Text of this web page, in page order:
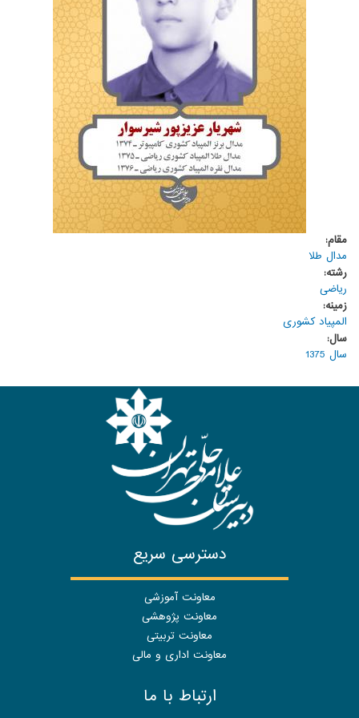
مقام:
مدال طلا
رشته:
ریاضی
زمینه:
المپیاد کشوری
سال:
سال 1375
دسترسی سریع
معاونت آموزشی
معاونت پژوهشی
معاونت تربیتی
معاونت اداری و مالی
ارتباط با ما